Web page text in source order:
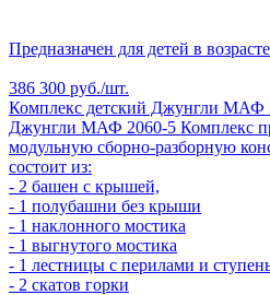
Предназначен для детей в
386 300 руб./шт.
Комплекс детский Джунгли МАФ
Джунгли МАФ 2060-5 Комплекс
модульную сборно-разборную
состоит из:
- 2 башен с крышей,
- 1 полубашни без крыши
- 1 наклонного мостика
- 1 выгнутого мостика
- 1 лестницы с перилами и
- 2 скатов горки